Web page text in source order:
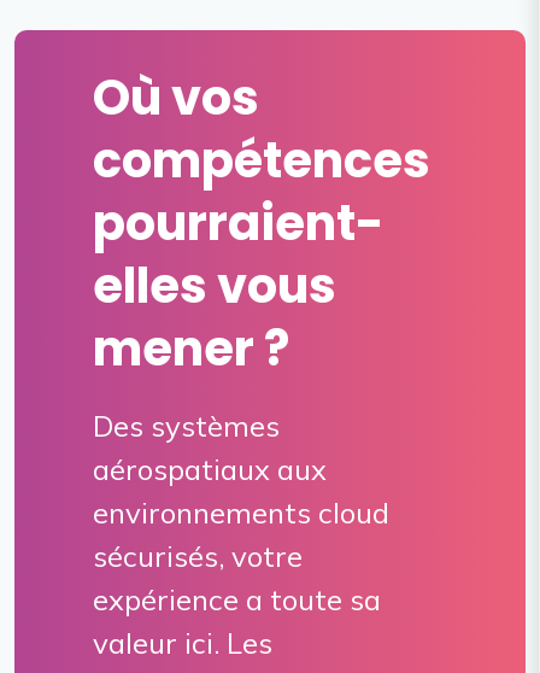
Où vos
compétences
pourraient-
elles vous
mener ?
Des systèmes
aérospatiaux aux
environnements cloud
sécurisés, votre
expérience a toute sa
valeur ici. Les